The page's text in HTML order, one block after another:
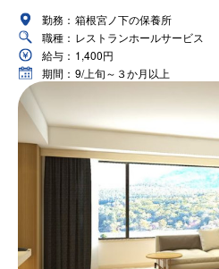
勤務： 箱根宮ノ下の保養所
職種： レストランホールサービス
給与： 1,400円
期間： 9/上旬～３か月以上